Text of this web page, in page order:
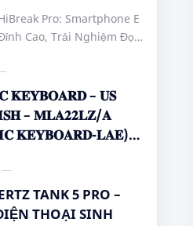
#BigmeHiBreakPro
Pro: Smartphone E
Cao, Trải Nghiệm Đọc
#QueenMobile
𝐊𝐄𝐘𝐁𝐎𝐀𝐑𝐃 – 𝐔𝐒
– 𝐌𝐋𝐀𝟐𝟐𝐋𝐙/𝐀
𝐊𝐄𝐘𝐁𝐎𝐀𝐑𝐃-𝐋𝐀𝐄)
TANK 5 PRO –
THOẠI SINH